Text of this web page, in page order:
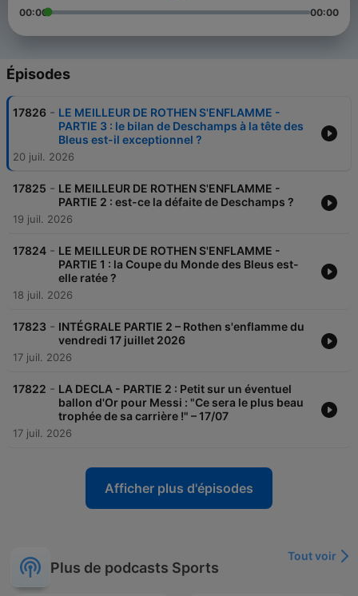
Gerbier.
00:00 00:00
Épisodes
17826 - LE MEILLEUR DE ROTHEN S'ENFLAMME -
PARTIE 3 : le bilan de Deschamps à la tête des
Bleus est-il exceptionnel ?
20 juil. 2026
17825 - LE MEILLEUR DE ROTHEN S'ENFLAMME -
PARTIE 2 : est-ce la défaite de Deschamps ?
19 juil. 2026
17824 - LE MEILLEUR DE ROTHEN S'ENFLAMME -
PARTIE 1 : la Coupe du Monde des Bleus est-
elle ratée ?
18 juil. 2026
17823 - INTÉGRALE PARTIE 2 – Rothen s'enflamme du
vendredi 17 juillet 2026
17 juil. 2026
17822 - LA DECLA - PARTIE 2 : Petit sur un éventuel
ballon d'Or pour Messi : "Ce sera le plus beau
trophée de sa carrière !" – 17/07
17 juil. 2026
Afficher plus d'épisodes
Plus de podcasts Sports
Tout voir